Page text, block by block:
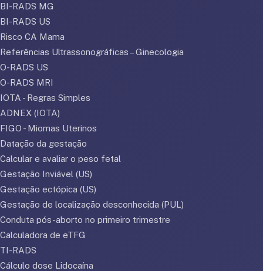
BI-RADS MG
BI-RADS US
Risco CA Mama
Referências Ultrassonográficas – Ginecologia
O-RADS US
O-RADS MRI
IOTA - Regras Simples
ADNEX (IOTA)
FIGO - Miomas Uterinos
Datação da gestação
Calcular e avaliar o peso fetal
Gestação Inviável (US)
Gestação ectópica (US)
Gestação de localização desconhecida (PUL)
Conduta pós-aborto no primeiro trimestre
Calculadora de eTFG
TI-RADS
Cálculo dose Lidocaína